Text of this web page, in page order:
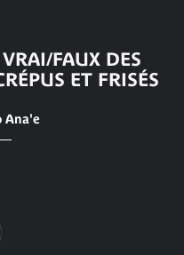
FAUX DES
ET FRISÉS
Ana'e